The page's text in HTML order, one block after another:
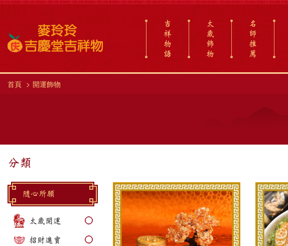
吉
祥
物
語
太
歲
飾
物
名
師
推
薦
首頁 開運飾物
分類
隨心所願
太歲開運
招財進寶